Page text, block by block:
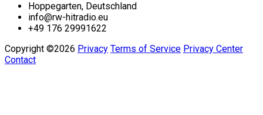
Hoppegarten, Deutschland
info@rw-hitradio.eu
+49 176 29991622
Copyright ©2026 Privacy Terms of Service Privacy Center
Contact